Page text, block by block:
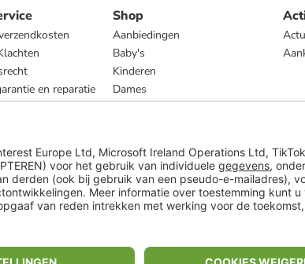
en reparatie
Shop
Aanbiedingen
Baby's
Kinderen
Dames
Heren
zijn inclusief belasting en exclusief verzendkosten
ᵃ Bij een minimale bestelwaarde van €15.